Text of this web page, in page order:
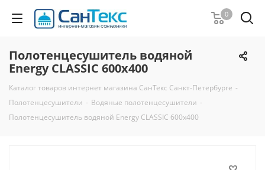
0
Полотенцесушитель водяной
Energy CLASSIC 600x400
Каталог товаров интернет магазина СанТекс Санкт-Петербурге -
Полотенцесушители - Водяные полотенцесушители -
Полотенцесушитель водяной Energy CLASSIC 600x400